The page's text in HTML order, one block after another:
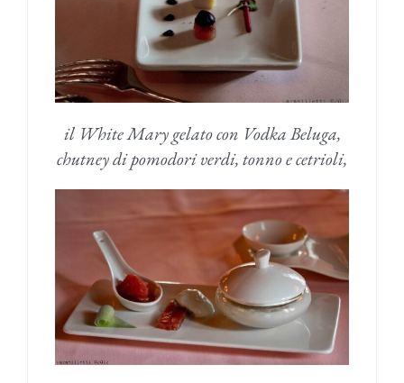
il White Mary gelato con Vodka Beluga,
chutney di pomodori verdi, tonno e cetrioli,